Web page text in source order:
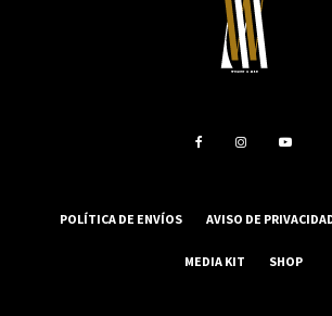
POLÍTICA DE ENVÍOS AVISO DE
MEDIA KIT SHOP